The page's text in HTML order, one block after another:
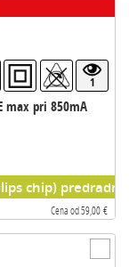
1
max pri 850mA
chip)
Cena od 59,00 €